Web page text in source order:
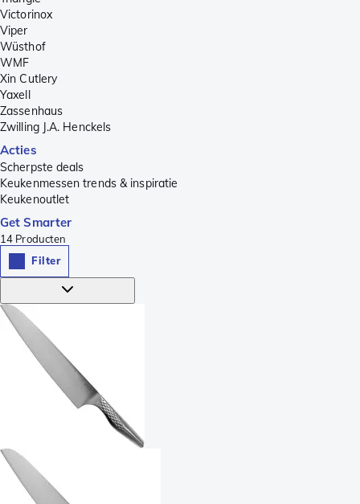
Victorinox
Viper
Wüsthof
WMF
Xin Cutlery
Yaxell
Zassenhaus
Zwilling J.A. Henckels
Acties
Scherpste deals
Keukenmessen trends & inspiratie
Keukenoutlet
Get Smarter
14 Producten
Filter